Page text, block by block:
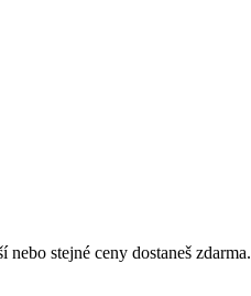
stejné ceny dostaneš zdarma.